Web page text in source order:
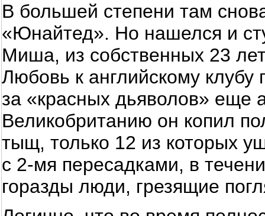
В большей степени там
«Юнайтед». Но нашелся и
Миша, из собственных 23
Любовь к английскому
за «красных дьяволов» еще
Великобританию он копил
тыщ, только 12 из которых
с 2-мя пересадками, в
горазды люди, грезящие